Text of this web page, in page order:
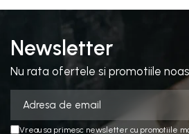
Newsletter
Nu rata ofertele si promotiile
Vreau sa primesc newsletter cu promotiile